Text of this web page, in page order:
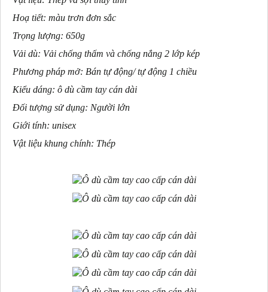
Hoạ tiết: màu trơn đơn sắc
Trọng lượng: 650g
Vải dù: Vải chống thấm và chống nắng 2 lớp kép
Phương pháp mở: Bán tự động/ tự động 1 chiều
Kiểu dáng: ô dù cầm tay cán dài
Đối tượng sử dụng: Người lớn
Giới tính: unisex
Vật liệu khung chính: Thép